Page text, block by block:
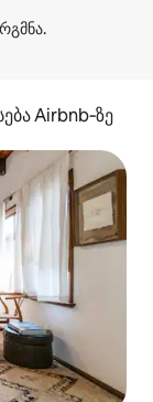
Airbnb‑ზე